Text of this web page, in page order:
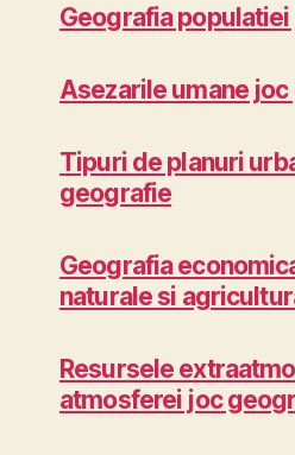
Geografia
Asezarile umane
Tipuri de planuri
geografie
Geografia
naturale si
Resursele
atmosferei joc